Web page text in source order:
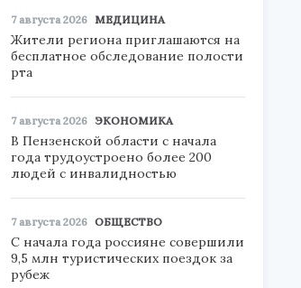
7 августа 2026 МЕДИЦИНА
Жители региона приглашаются на
бесплатное обследование полости
рта
7 августа 2026 ЭКОНОМИКА
В Пензенской области с начала
года трудоустроено более 200
людей с инвалидностью
7 августа 2026 ОБЩЕСТВО
С начала года россияне совершили
9,5 млн туристических поездок за
рубеж